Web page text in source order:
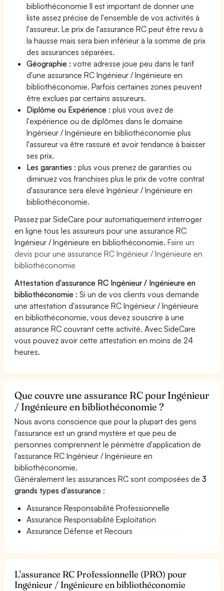
bibliothéconomie Il est important de donner une
liste assez précise de l'ensemble de vos activités à
l'assureur. Le prix de l'assurance RC peut être revu à
la hausse mais sera bien inférieur à la somme de prix
des assurances séparées.
Géographie :votre adresse joue peu dans le tarif
d'une assurance RC Ingénieur / Ingénieure en
bibliothéconomie. Parfois certaines zones peuvent
être exclues par certains assureurs.
Diplôme ou Expérience :plus vous avez de
l'expérience ou de diplômes dans le domaine
Ingénieur / Ingénieure en bibliothéconomie plus
l'assureur va être rassuré et avoir tendance à baisser
ses prix.
Les garanties :plus vous prenez de garanties ou
diminuez vos franchises plus le prix de votre contrat
d'assurance sera élevé Ingénieur / Ingénieure en
bibliothéconomie.
Passez par SideCare pour automatiquement interroger
en ligne tous les assureurs pour une assurance RC
Ingénieur / Ingénieure en bibliothéconomie.Faire un
devis pour une assurance RC Ingénieur / Ingénieure en
bibliothéconomie
Attestation d'assurance RC Ingénieur / Ingénieure en
bibliothéconomie : Si un de vos clients vous demande
une attestation d'assurance RC Ingénieur / Ingénieure
en bibliothéconomie, vous devez souscrire à une
assurance RC couvrant cette activité. Avec SideCare
vous pouvez avoir cette attestation en moins de 24
heures.
Que couvre une assurance RC pour Ingénieur
/ Ingénieure en bibliothéconomie ?
Nous avons conscience que pour la plupart des gens
l'assurance est un grand mystère et que peu de
personnes comprennent le périmètre d'application de
l'assurance RC Ingénieur / Ingénieure en
bibliothéconomie.
Généralement les assurances RC sont composées de3
grands types d'assurance :
Assurance Responsabilité Professionnelle
Assurance Responsabilité Exploitation
Assurance Défense et Recours
L'assurance RC Professionnelle (PRO) pour
Ingénieur / Ingénieure en bibliothéconomie